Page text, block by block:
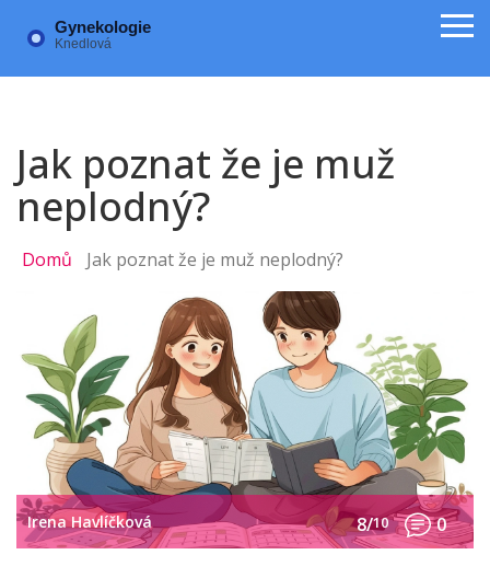
Jak poznat že je muž
neplodný?
Domů Jak poznat že je muž neplodný?
Irena Havlíčková 8/10 0